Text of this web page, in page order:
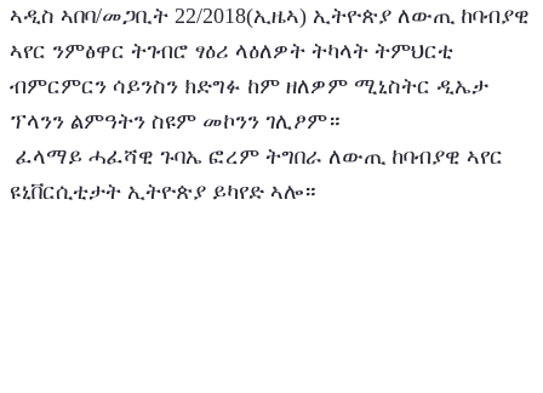
ኣዲስ ኣበባ/መጋቢት 22/2018(ኢዜኣ) ኢትዮጵያ ለውጢ ከባብያዊ
ኣየር ንምፅዋር ትገብሮ ፃዕሪ ላዕለዎት ትካላት ትምህርቲ
ብምርምርን ሳይንስን ክድግፉ ከም ዘለዎም ሚኒስትር ዲኤታ
ፕላንን ልምዓትን ስዩም መኮንን ገሊፆም።
ዩኒቨርሲቲታት ኢትዮጵያ ይካየድ ኣሎ።